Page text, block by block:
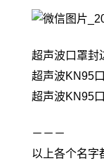
超声波口罩封
超声波KN95
超声波KN95
－－－
以上各个名字